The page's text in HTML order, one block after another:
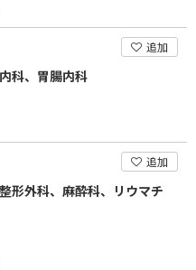
追加
科、胃腸内科
追加
形外科、麻酔科、リウマチ